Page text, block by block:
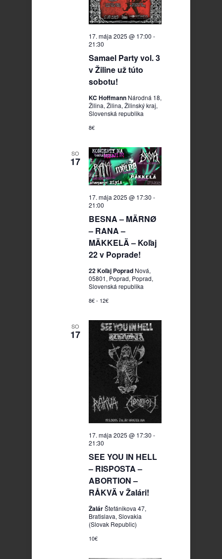
Samael Party vol. 3
v Žiline už túto
sobotu!
17. mája 2025 @ 17:00 -
21:30
KC Hoffmann Národná 18,
Žilina, Žilina, Žilinský kraj,
Slovenská republika
8€
SO
17
BESNA – MÄRNØ
– RANA –
MÄKKELÄ – Koľaj
22 v Poprade!
17. mája 2025 @ 17:30 -
21:00
22 Koľaj Poprad Nová,
05801, Poprad, Poprad,
Slovenská republika
8€ - 12€
SO
17
SEE YOU IN HELL
– RISPOSTA –
ABORTION –
RÅKVÄ v Žalári!
17. mája 2025 @ 17:30 -
21:30
ŽalárŠtefánikova 47,
Bratislava, Slovakia
(Slovak Republic)
10€